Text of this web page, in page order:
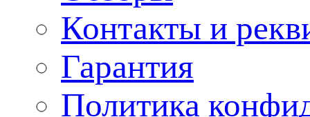
Контакты и
Гарантия
Политика